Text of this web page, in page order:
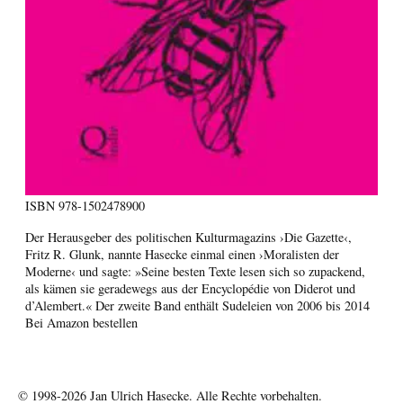
ISBN 978-1502478900
Der Herausgeber des politischen Kulturmagazins ›Die Gazette‹,
Fritz R. Glunk, nannte Hasecke einmal einen ›Moralisten der
Moderne‹ und sagte: »Seine besten Texte lesen sich so zupackend,
als kämen sie geradewegs aus der Encyclopédie von Diderot und
d’Alembert.« Der zweite Band enthält Sudeleien von 2006 bis 2014
Bei Amazon bestellen
© 1998-2026 Jan Ulrich Hasecke. Alle Rechte vorbehalten.